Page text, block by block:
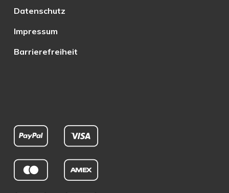
Datenschutz
Impressum
Barrierefreiheit